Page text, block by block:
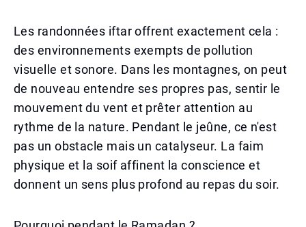
Les randonnées iftar offrent exactement cela :
des environnements exempts de pollution
visuelle et sonore. Dans les montagnes, on peut
de nouveau entendre ses propres pas, sentir le
mouvement du vent et prêter attention au
rythme de la nature. Pendant le jeûne, ce n'est
pas un obstacle mais un catalyseur. La faim
physique et la soif affinent la conscience et
donnent un sens plus profond au repas du soir.